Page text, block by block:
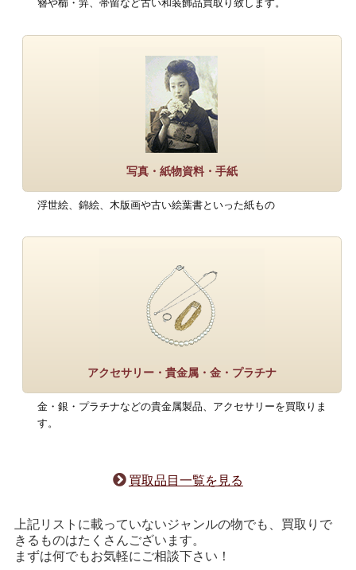
簪や櫛・笄、帯留など古い和装飾品買取り致します。
写真・紙物資料・手紙
浮世絵、錦絵、木版画や古い絵葉書といった紙もの
アクセサリー・貴金属・金・プラチナ
金・銀・プラチナなどの貴金属製品、アクセサリーを買取りま
す。
買取品目一覧を見る
上記リストに載っていないジャンルの物でも、買取りで
きるものはたくさんございます。
まずは何でもお気軽にご相談下さい！